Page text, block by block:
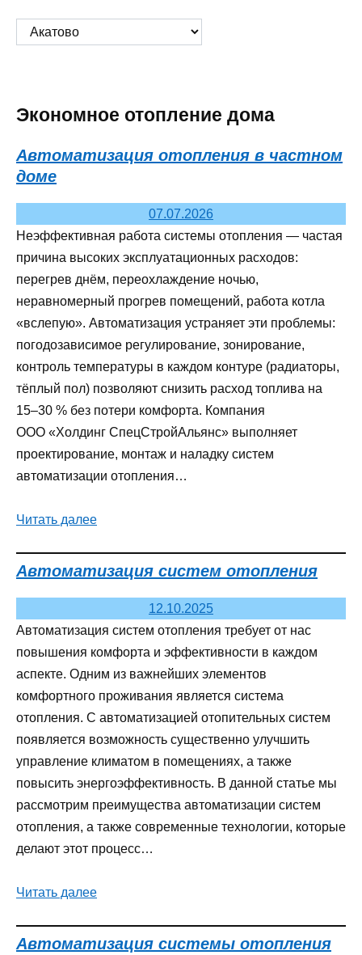
Экономное отопление дома
Автоматизация отопления в частном
доме
07.07.2026
Неэффективная работа системы отопления — частая
причина высоких эксплуатационных расходов:
перегрев днём, переохлаждение ночью,
неравномерный прогрев помещений, работа котла
«вслепую». Автоматизация устраняет эти проблемы:
погодозависимое регулирование, зонирование,
контроль температуры в каждом контуре (радиаторы,
тёплый пол) позволяют снизить расход топлива на
15–30 % без потери комфорта. Компания
ООО «Холдинг СпецСтройАльянс» выполняет
проектирование, монтаж и наладку систем
автоматизации отопления…
Читать далее
Автоматизация систем отопления
12.10.2025
Автоматизация систем отопления требует от нас
повышения комфорта и эффективности в каждом
аспекте. Одним из важнейших элементов
комфортного проживания является система
отопления. С автоматизацией отопительных систем
появляется возможность существенно улучшить
управление климатом в помещениях, а также
повысить энергоэффективность. В данной статье мы
рассмотрим преимущества автоматизации систем
отопления, а также современные технологии, которые
делают этот процесс…
Читать далее
Автоматизация системы отопления